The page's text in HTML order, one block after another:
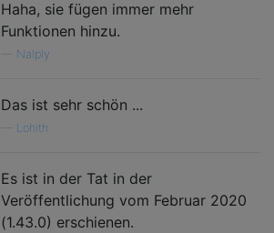
Haha, sie fügen immer mehr
Funktionen hinzu.
Nalply
Das ist sehr schön ...
Lohith
Es ist in der Tat in der
Veröffentlichung vom Februar 2020
(1.43.0) erschienen.